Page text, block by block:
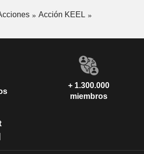
Acción KEEL
+ 1.300.000
miembros